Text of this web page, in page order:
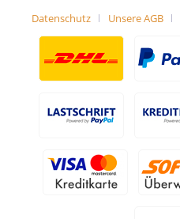
Datenschutz
Unsere AGB